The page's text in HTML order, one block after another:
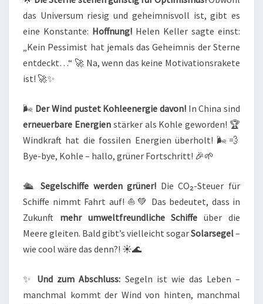
das Universum riesig und geheimnisvoll ist, gibt es
eine Konstante: Hoffnung! Helen Keller sagte einst:
„Kein Pessimist hat jemals das Geheimnis der Sterne
entdeckt…“ 🚀 Na, wenn das keine Motivationsrakete
ist! 🚀✨
🌬️ Der Wind pustet Kohleenergie davon! In China sind
erneuerbare Energienstärker als Kohle geworden! 🏆
Windkraft hat die fossilen Energien überholt! 🌬️💨
Bye-bye, Kohle – hallo, grüner Fortschritt! 🎉🌱
🛳️Segelschiffe werden grüner! Die CO₂-Steuer für
Schiffe nimmt Fahrt auf! ⛵💚 Das bedeutet, dass in
Zukunft mehr umweltfreundliche Schiffe über die
Meere gleiten. Bald gibt’s vielleicht sogarSolarsegel–
wie cool wäre das denn?! ☀️🌊
✨ Und zum Abschluss: Segeln ist wie das Leben –
manchmal kommt der Wind von hinten, manchmal